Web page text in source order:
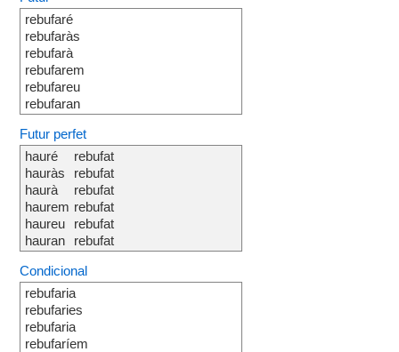
rebufaré
rebufaràs
rebufarà
rebufarem
rebufareu
rebufaran
Futur perfet
hauré
hauràs
haurà
haurem
haureu
hauran
rebufat
rebufat
rebufat
rebufat
rebufat
rebufat
Condicional
rebufaria
rebufaries
rebufaria
rebufaríem